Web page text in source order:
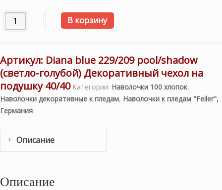
Количество товара Наволочка (декоративный чехол)
В корзину
Артикул: Diana blue 229/209 pool/shadow
(светло-голубой) Декоративный чехол на
подушку 40/40 Категории: Наволочки 100 хлопок,
Наволочки декоративные к пледам, Наволочки к пледам "Feiler",
Германия
Описание
Описание